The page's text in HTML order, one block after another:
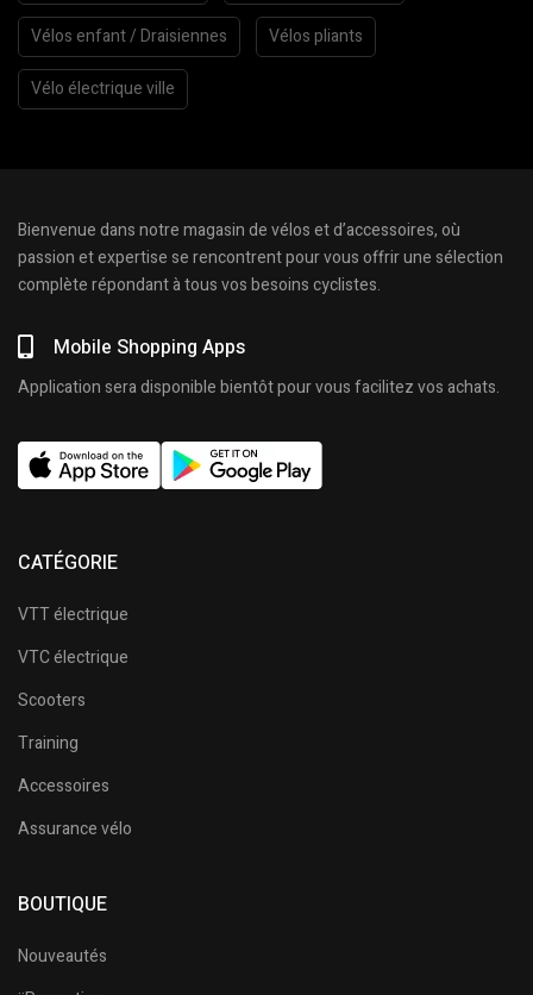
Vélos enfant / Draisiennes Vélos pliants
Vélo électrique ville
Bienvenue dans notre magasin de vélos et d’accessoires, où
passion et expertise se rencontrent pour vous offrir une sélection
complète répondant à tous vos besoins cyclistes.
Mobile Shopping Apps
Application sera disponible bientôt pour vous facilitez vos achats.
CATÉGORIE
VTT électrique
VTC électrique
Scooters
Training
Accessoires
Assurance vélo
BOUTIQUE
Nouveautés